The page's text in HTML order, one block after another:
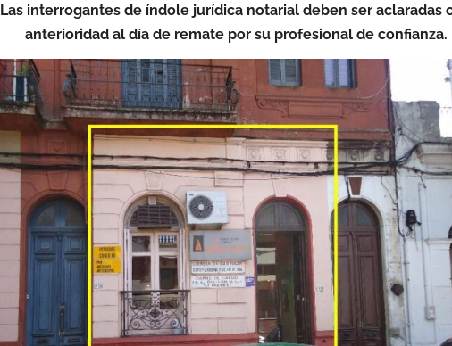
Las interrogantes de índole jurídica notarial deben ser aclaradas
anterioridad al día de remate por su profesional de confianza.